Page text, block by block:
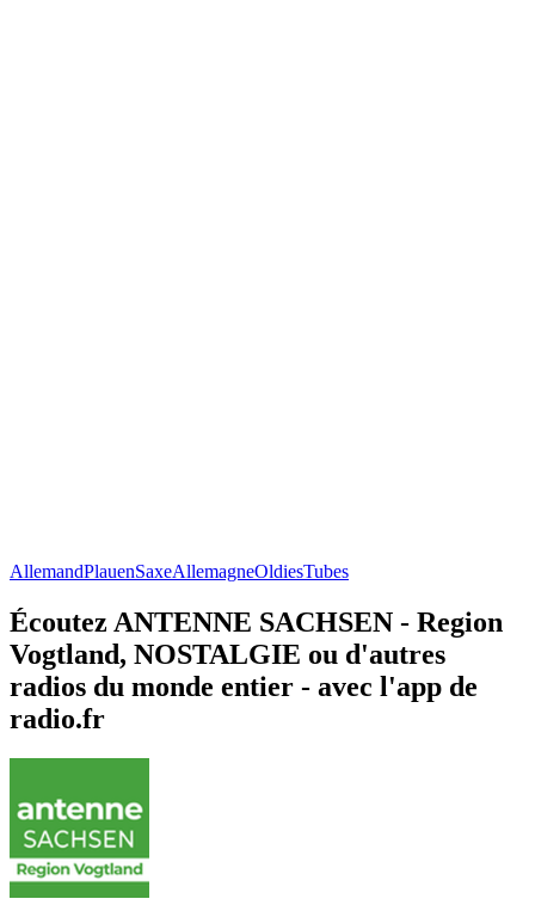
AllemandPlauenSaxeAllemagneOldiesTubes
Écoutez ANTENNE SACHSEN - Region
Vogtland, NOSTALGIE ou d'autres
radios du monde entier - avec l'app de
radio.fr